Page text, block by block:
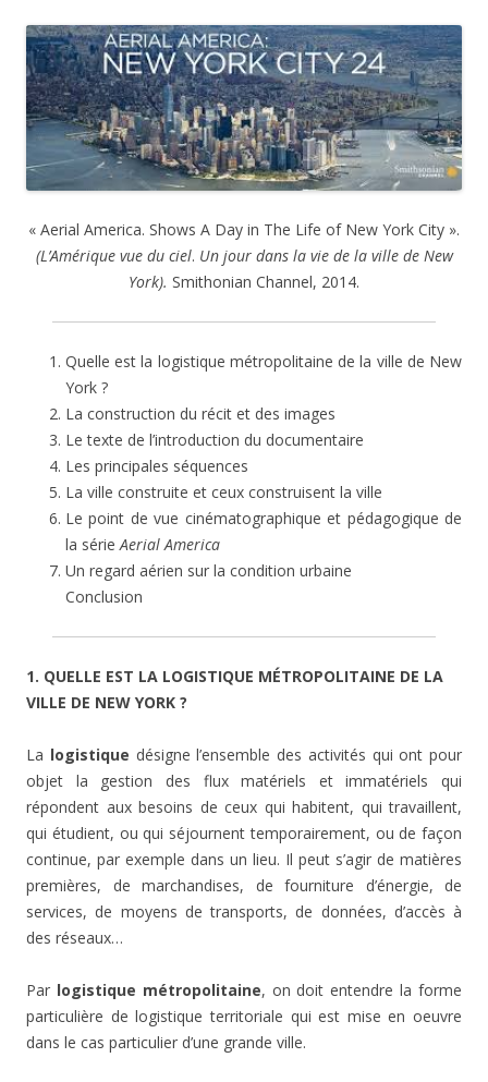
« Aerial America. Shows A Day in The Life of New York City ».
(L’Amérique vue du ciel. Un jour dans la vie de la ville de New
York). Smithonian Channel, 2014.
Quelle est la logistique métropolitaine de la ville de New
York ?
La construction du récit et des images
Le texte de l’introduction du documentaire
Les principales séquences
La ville construite et ceux construisent la ville
Le point de vue cinématographique et pédagogique de
la série Aerial America
Un regard aérien sur la condition urbaine
Conclusion
1. QUELLE EST LA LOGISTIQUE MÉTROPOLITAINE DE LA
VILLE DE NEW YORK ?
La logistique désigne l’ensemble des activités qui ont pour
objet la gestion des flux matériels et immatériels qui
répondent aux besoins de ceux qui habitent, qui travaillent,
qui étudient, ou qui séjournent temporairement, ou de façon
continue, par exemple dans un lieu. Il peut s’agir de matières
premières, de marchandises, de fourniture d’énergie, de
services, de moyens de transports, de données, d’accès à
des réseaux…
Par logistique métropolitaine, on doit entendre la forme
particulière de logistique territoriale qui est mise en oeuvre
dans le cas particulier d’une grande ville.